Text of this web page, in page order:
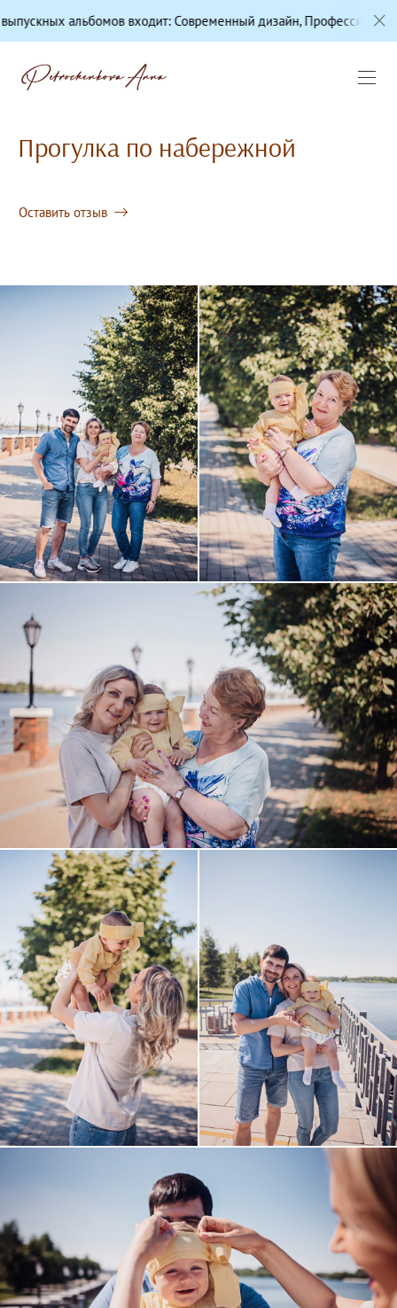
входит: Современный дизайн, Профессиональная
Прогулка по набережной
Оставить отзыв